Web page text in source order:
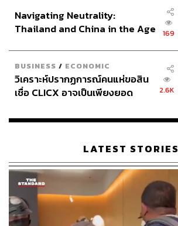
Navigating Neutrality:
Thailand and China in the Age
169
BUSINESS / ECONOMIC
วิเคราะห์ปรากฏการณ์คนแห่ขอสิน
เชื่อ CLICX อาจเป็นเพียงยอด
เรือนไทยที่ถูกซุกไว้
2.6K
LATEST STORIES